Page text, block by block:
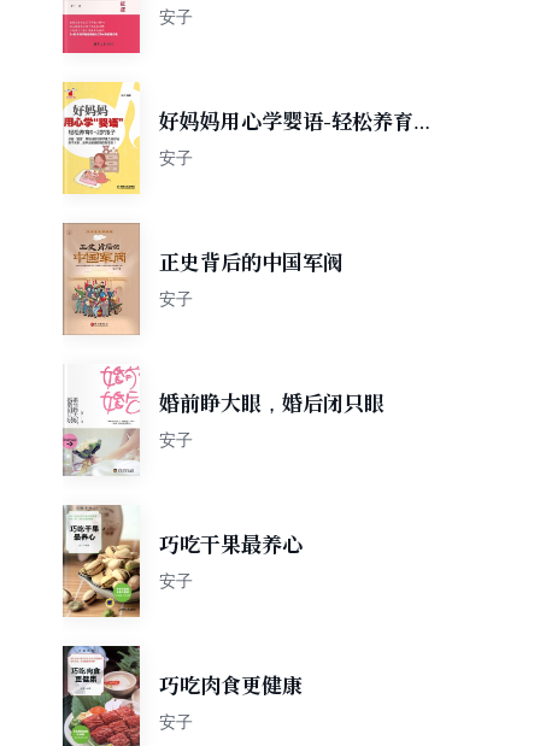
的拖延症
安子
好妈妈用心学婴语-轻松养育0-
2岁宝宝
安子
正史背后的中国军阀
安子
婚前睁大眼，婚后闭只眼
安子
巧吃干果最养心
安子
巧吃肉食更健康
安子